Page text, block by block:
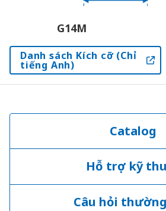
G14M
Danh sách Kích cỡ (Chỉ
tiếng Anh)
Catalog
Hỗ trợ kỹ
Câu hỏi